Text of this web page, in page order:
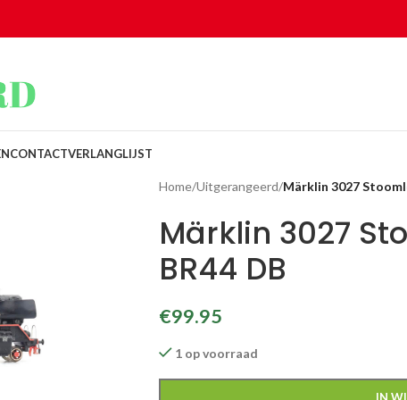
CONTACTVERLANGLIJST
Home/Uitgerangeerd/Märklin 3027
Märklin 3027
BR44 DB
€99.95
1 op voorraad